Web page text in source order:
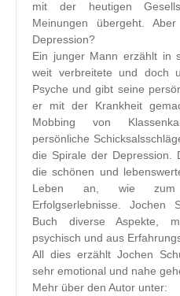
mit der heutigen
Meinungen übergeht.
Depression?
Ein junger Mann erzählt in
weit verbreitete und doch
Psyche und gibt seine
er mit der Krankheit
Mobbing von
persönliche
die Spirale der Depression.
die schönen und
Leben an, wie zum
Erfolgserlebnisse. Jochen
Buch diverse Aspekte,
psychisch und aus
All dies erzählt Jochen
sehr emotional und nahe
Mehr über den Autor unter: